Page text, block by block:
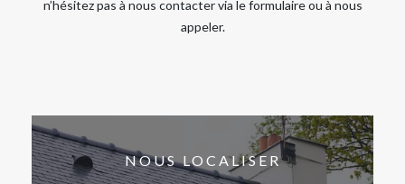
n’hésitez pas à nous contacter via le formulaire ou à nous
appeler.
NOUS LOCALISER